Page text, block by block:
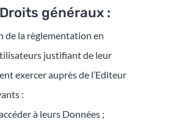
généraux :
de la règlementation en
justifiant de leur
exercer auprès de l’Editeur
:
à leurs Données ;